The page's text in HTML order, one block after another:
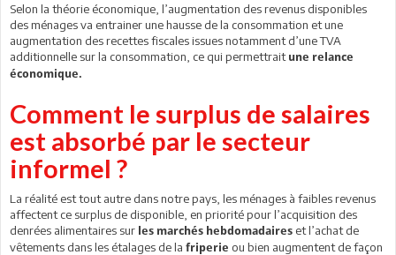
Selon la théorie économique, l’augmentation des revenus disponibles
des ménages va entrainer une hausse de la consommation et une
augmentation des recettes fiscales issues notamment d’une TVA
additionnelle sur la consommation, ce qui permettrait une relance
économique.
Comment le surplus de salaires
est absorbé par le secteur
informel ?
La réalité est tout autre dans notre pays, les ménages à faibles revenus
affectent ce surplus de disponible, en priorité pour l’acquisition des
denrées alimentaires sur les marchés hebdomadaires et l’achat de
vêtements dans les étalages de la friperie ou bien augmentent de façon